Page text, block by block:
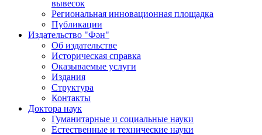
вывесок
Региональная инновационная площадка
Публикации
Издательство "Фән"
Об издательстве
Историческая справка
Оказываемые услуги
Издания
Структура
Контакты
Доктора наук
Гуманитарные и социальные науки
Естественные и технические науки